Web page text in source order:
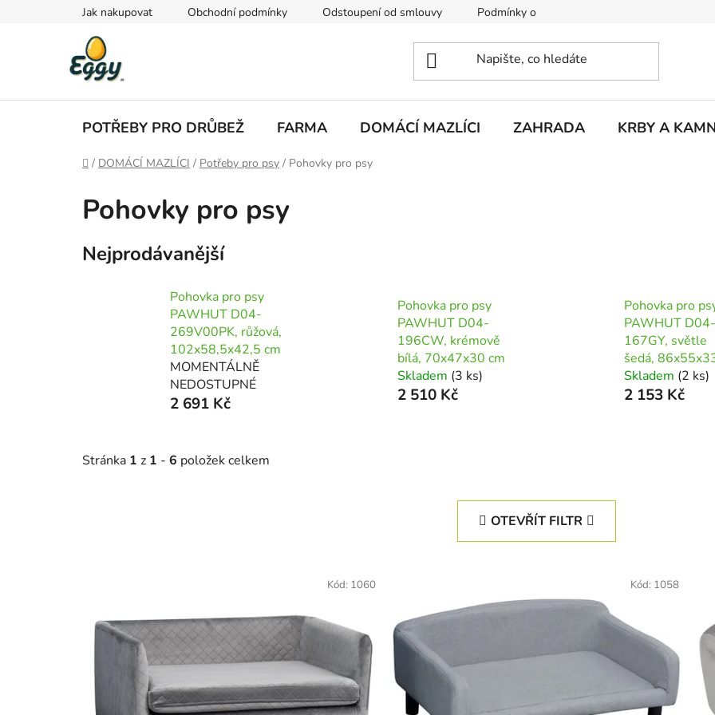
Jak nakupovat Obchodní podmínky Odstoupení od smlouvy Podmínky ochrany osobních údajů
POTŘEBY PRO DRŮBEŽ FARMA DOMÁCÍ MAZLÍCI ZAHRADA KRBY A
Domů
/ DOMÁCÍ MAZLÍCI / Potřeby pro psy / Pohovky pro psy
Pohovky pro psy
Nejprodávanější
Pohovka pro psy
PAWHUT D04-
269V00PK, růžová,
102x58,5x42,5 cm
MOMENTÁLNĚ
NEDOSTUPNÉ
2 691 Kč
Pohovka pro psy
PAWHUT D04-
196CW, krémově
bílá, 70x47x30 cm
Skladem (3 ks)
2 510 Kč
Pohovka pro
PAWHUT D04-
167GY, světle
šedá,
Skladem (2 ks)
2 153 Kč
Stránka 1 z 1 - 6 položek celkem
OTEVŘÍT FILTR
Kód: 1060 Kód: 1058